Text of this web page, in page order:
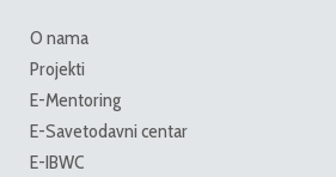
O nama
Projekti
E-Mentoring
E-Savetodavni centar
E-IBWC